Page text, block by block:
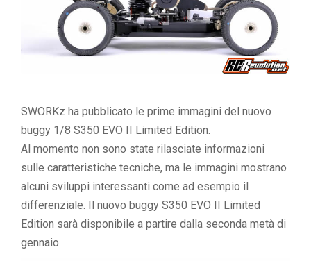
SWORKz ha pubblicato le prime immagini del nuovo
buggy 1/8 S350 EVO II Limited Edition.
Al momento non sono state rilasciate informazioni
sulle caratteristiche tecniche, ma le immagini mostrano
alcuni sviluppi interessanti come ad esempio il
differenziale. Il nuovo buggy S350 EVO II Limited
Edition sarà disponibile a partire dalla seconda metà di
gennaio.